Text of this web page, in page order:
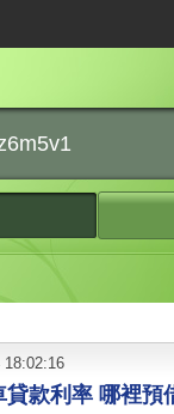
貸款利率 哪裡預
18:02:16